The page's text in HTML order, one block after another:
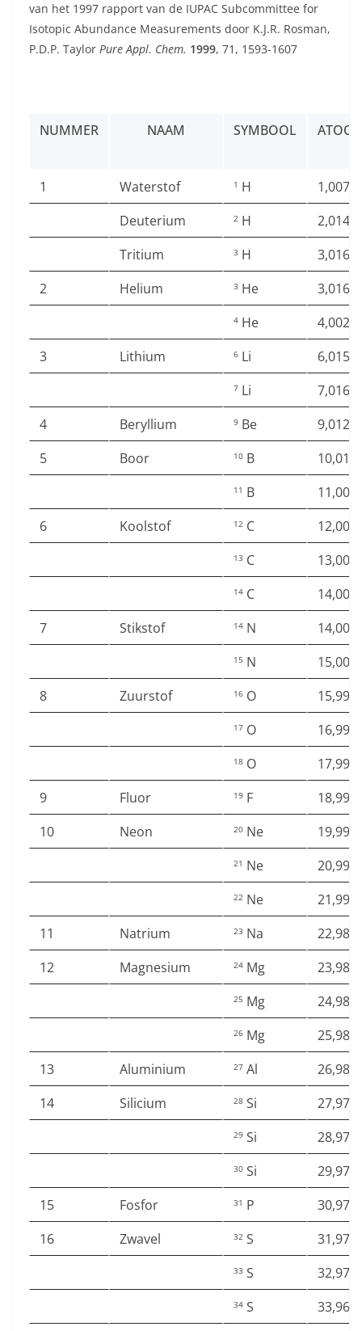
van het 1997 rapport van de IUPAC Subcommittee for
Isotopic Abundance Measurements door K.J.R. Rosman,
P.D.P. Taylor Pure Appl. Chem. 1999, 71, 1593-1607
NUMMER NAAM SYMBOOL
1
Waterstof 1 H
Deuterium
2 H
Tritium
3 H
2
Helium 3 He
4 He
3
Lithium 6 Li
7 Li
4
Beryllium 9 Be
5
Boor 10 B
11 B
6
Koolstof 12 C
13 C
14 C
7
Stikstof 14 N
15 N
8
Zuurstof 16 O
17 O
18 O
9
Fluor 19 F
10
Neon 20 Ne
21 Ne
22 Ne
11
Natrium 23 Na
12
Magnesium 24 Mg
25 Mg
26 Mg
13
Aluminium 27 Al
14
Silicium 28 Si
29 Si
30 Si
15
Fosfor 31 P
16
Zwavel 32 S
33 S
34 S